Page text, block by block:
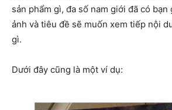
sản phẩm gì, đa số nam giới đã có bạn
ảnh và tiêu đề sẽ muốn xem tiếp nội
gì.
Dưới đây cũng là một ví dụ: